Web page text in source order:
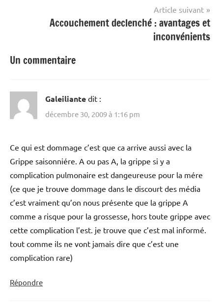
Article suivant
Accouchement declenché : avantages et
inconvénients
Un commentaire
Galeiliante dit :
décembre 30, 2009 à 1:16 pm
Ce qui est dommage c’est que ca arrive aussi avec la
Grippe saisonniére. A ou pas A, la grippe si y a
complication pulmonaire est dangeureuse pour la mére
(ce que je trouve dommage dans le discourt des média
c’est vraiment qu’on nous présente que la grippe A
comme a risque pour la grossesse, hors toute grippe avec
cette complication l’est. je trouve que c’est mal informé.
tout comme ils ne vont jamais dire que c’est une
complication rare)
Répondre